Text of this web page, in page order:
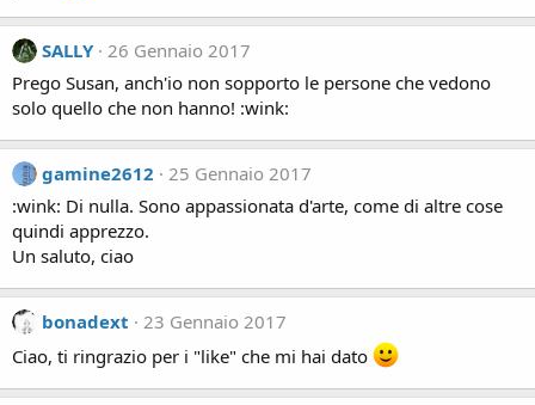
SALLY 26 Gennaio 2017
Prego Susan, anch'io non sopporto le persone che vedono
solo quello che non hanno! :wink:
gamine2612
25 Gennaio 2017
:wink: Di nulla. Sono appassionata d'arte, come di altre cose
quindi apprezzo.
Un saluto, ciao
bonadext
23 Gennaio 2017
Ciao, ti ringrazio per i "like" che mi hai dato